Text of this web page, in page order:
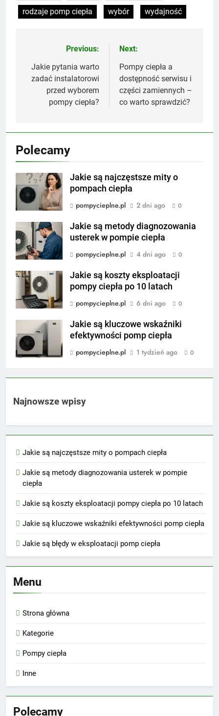
rodzaje pomp ciepła
wybór wydajność
Nawigacja
wpisu
Previous:
Jakie pytania warto
zadać instalatorowi
przed wyborem
pompy ciepła?
Next:
Pompy ciepła a
dostępność serwisu i
części zamiennych –
co warto sprawdzić?
Polecamy
Jakie są najczęstsze mity o
pompach ciepła
pompycieplne.pl
2 dni ago 0
Jakie są metody diagnozowania
usterek w pompie ciepła
pompycieplne.pl
4 dni ago 0
Jakie są koszty eksploatacji
pompy ciepła po 10 latach
pompycieplne.pl
6 dni ago 0
Jakie są kluczowe wskaźniki
efektywności pomp ciepła
pompycieplne.pl
1 tydzień ago 0
Najnowsze wpisy
Jakie są najczęstsze mity o pompach ciepła
Jakie są metody diagnozowania usterek w pompie
ciepła
Jakie są koszty eksploatacji pompy ciepła po 10 latach
Jakie są kluczowe wskaźniki efektywności pomp ciepła
Jakie są błędy w eksploatacji pomp ciepła
Menu
Strona główna
Kategorie
Pompy ciepła
Inne
Polecamy